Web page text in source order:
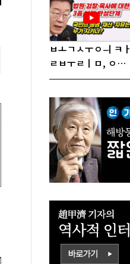
ㅂㅗㄱㅅㅜㅇㅢ ㅋㅏ
ㄹㅂㅜㄹㅣㅁ, ㅇㅙ
ㄱㅜㄱㅁㅣㄴㄷㅡㄹ
ㅎㅏㄴㅏ?